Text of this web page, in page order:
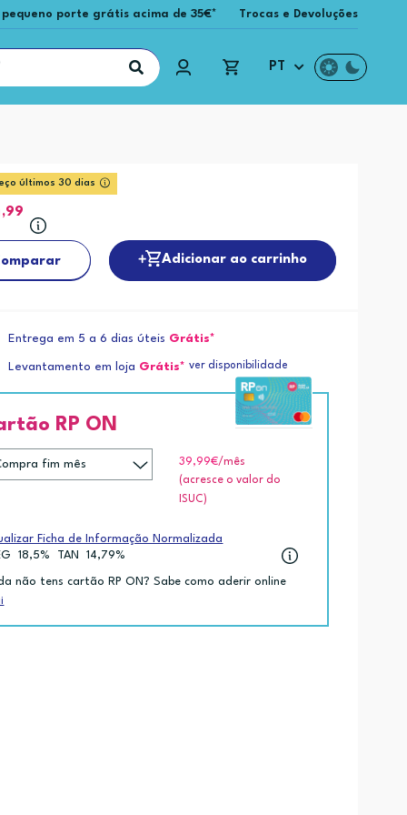
porte grátis acima de 35€* Trocas e Devoluções
PT
últimos 30 dias
,99
Adicionar ao carrinho
Entrega em 5 a 6 dias úteis Grátis*
Levantamento em loja Grátis* ver disponibilidade
RP ON
39,99€/mês
(acresce o valor do
ISUC)
Ficha de Informação Normalizada
18,5% TAN 14,79%
não tens cartão RP ON? Sabe como aderir online